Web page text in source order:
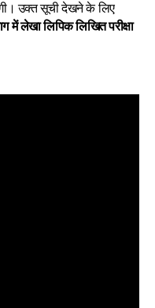
उक्त सूची देखने के लिए
में लेखा लिपिक लिखित परीक्षा